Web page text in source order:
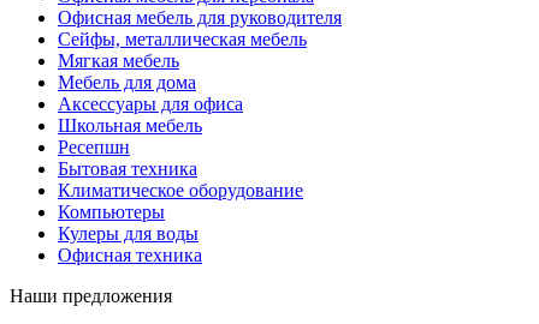
Офисная мебель для руководителя
Сейфы, металлическая мебель
Мягкая мебель
Мебель для дома
Аксессуары для офиса
Школьная мебель
Ресепшн
Бытовая техника
Климатическое оборудование
Компьютеры
Кулеры для воды
Офисная техника
Наши предложения